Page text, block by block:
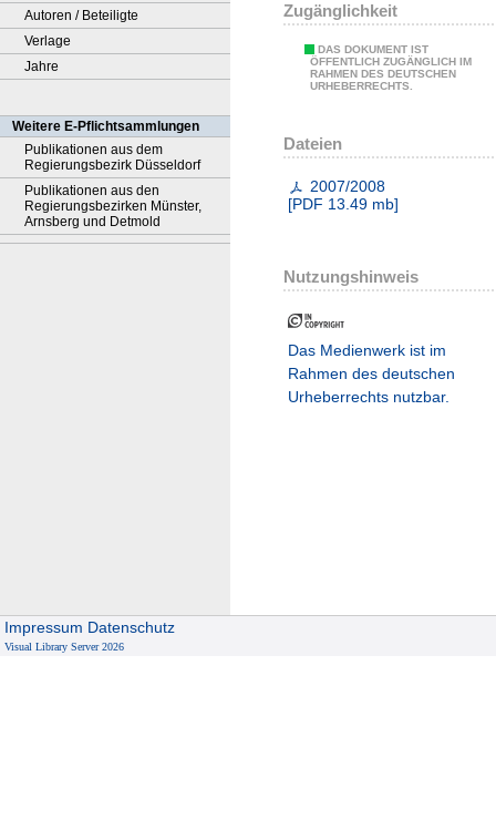
Autoren / Beteiligte
Verlage
Jahre
Weitere E-Pflichtsammlungen
Publikationen aus dem
Regierungsbezirk Düsseldorf
Publikationen aus den
Regierungsbezirken Münster,
Arnsberg und Detmold
Zugänglichkeit
DAS DOKUMENT IST
ÖFFENTLICH ZUGÄNGLICH IM
RAHMEN DES DEUTSCHEN
URHEBERRECHTS.
Dateien
2007/2008
[PDF 13.49 mb]
Nutzungshinweis
Das Medienwerk ist im
Rahmen des deutschen
Urheberrechts nutzbar.
Impressum Datenschutz
Visual Library Server 2026